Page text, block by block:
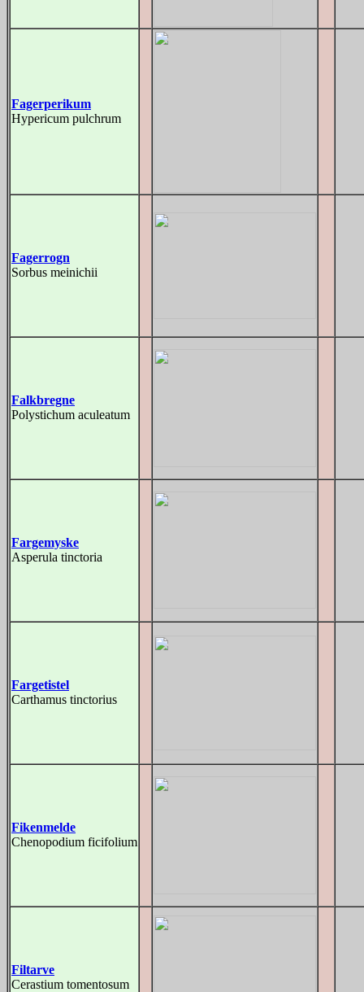
Fagerperikum
Hypericum pulchrum
Fagerrogn
Sorbus meinichii
Falkbregne
Polystichum aculeatum
Fargemyske
Asperula tinctoria
Fargetistel
Carthamus tinctorius
Fikenmelde
Chenopodium ficifolium
Filtarve
Cerastium tomentosum